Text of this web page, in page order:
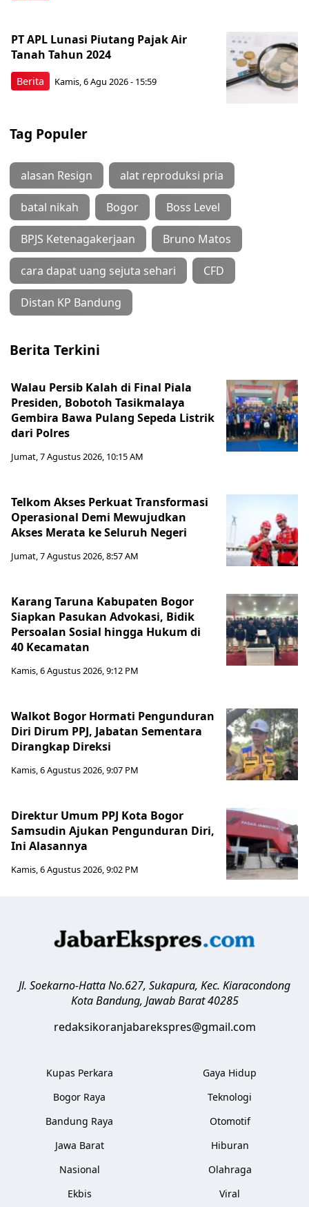
Berita
PT APL Lunasi Piutang Pajak Air
Tanah Tahun 2024
Kamis, 6 Agu 2026 - 15:59
Tag Populer
alasan Resign alat reproduksi pria
batal nikah Bogor Boss Level
BPJS Ketenagakerjaan Bruno Matos
cara dapat uang sejuta sehari CFD
Distan KP Bandung
Berita Terkini
Walau Persib Kalah di Final Piala
Presiden, Bobotoh Tasikmalaya
Gembira Bawa Pulang Sepeda Listrik
dari Polres
Jumat, 7 Agustus 2026, 10:15 AM
Telkom Akses Perkuat Transformasi
Operasional Demi Mewujudkan
Akses Merata ke Seluruh Negeri
Jumat, 7 Agustus 2026, 8:57 AM
Karang Taruna Kabupaten Bogor
Siapkan Pasukan Advokasi, Bidik
Persoalan Sosial hingga Hukum di
40 Kecamatan
Kamis, 6 Agustus 2026, 9:12 PM
Walkot Bogor Hormati Pengunduran
Diri Dirum PPJ, Jabatan Sementara
Dirangkap Direksi
Kamis, 6 Agustus 2026, 9:07 PM
Direktur Umum PPJ Kota Bogor
Samsudin Ajukan Pengunduran Diri,
Ini Alasannya
Kamis, 6 Agustus 2026, 9:02 PM
Jl. Soekarno-Hatta No.627, Sukapura, Kec. Kiaracondong
Kota Bandung, Jawab Barat 40285
redaksikoranjabarekspres@gmail.com
Kupas Perkara
Bogor Raya
Bandung Raya
Jawa Barat
Nasional
Ekbis
Gaya Hidup
Teknologi
Otomotif
Hiburan
Olahraga
Viral